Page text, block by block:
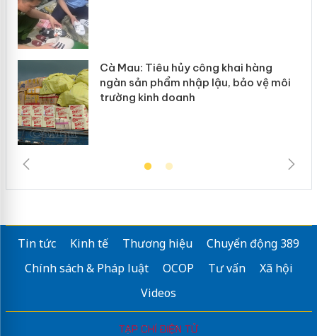
Cà Mau: Tiêu hủy công khai hàng
ngàn sản phẩm nhập lậu, bảo vệ môi
trường kinh doanh
Tin tức Kinh tế Thương hiệu
Chuyển động 389
Chính sách & Pháp luật
OCOP Tư vấn
Xã hội
Videos